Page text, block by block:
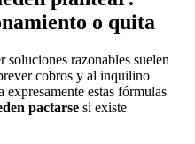
o quita
razonables suelen
cobros y al inquilino
estas fórmulas
pactarse si existe